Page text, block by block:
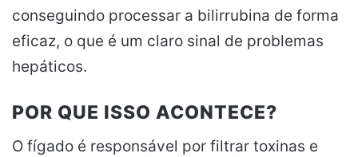
conseguindo processar a bilirrubina de forma
eficaz, o que é um claro sinal de problemas
hepáticos.
POR QUE ISSO ACONTECE?
O fígado é responsável por filtrar toxinas e